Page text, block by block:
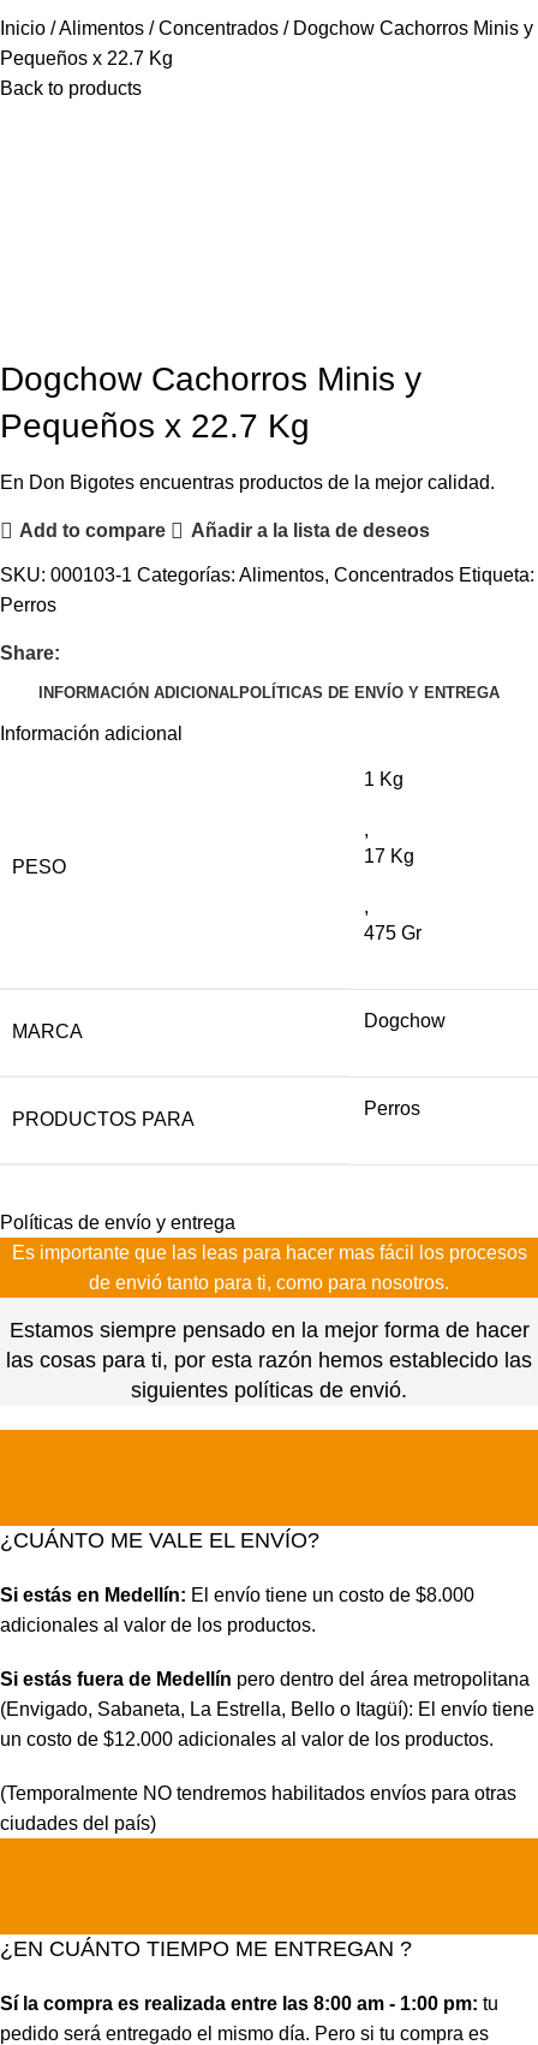
Inicio Alimentos Concentrados
Dogchow Cachorros Minis y
Pequeños x 22.7 Kg
Back to products
Dogchow Cachorros Minis y
Pequeños x 22.7 Kg
En Don Bigotes encuentras productos de la mejor calidad.
Add to compare Añadir a la lista de deseos
SKU: 000103-1 Categorías: Alimentos, Concentrados Etiqueta:
Perros
Share:
INFORMACIÓN ADICIONALPOLÍTICAS DE ENVÍO Y ENTREGA
Información adicional
PESO
1 Kg
,
17 Kg
,
475 Gr
MARCA
Dogchow
PRODUCTOS PARA
Perros
Políticas de envío y entrega
Es importante que las leas para hacer mas fácil los procesos
de envió tanto para ti, como para nosotros.
Estamos siempre pensado en la mejor forma de hacer
las cosas para ti, por esta razón hemos establecido las
siguientes políticas de envió.
¿CUÁNTO ME VALE EL ENVÍO?
Si estás en Medellín: El envío tiene un costo de $8.000
adicionales al valor de los productos.
Si estás fuera de Medellín pero dentro del área metropolitana
(Envigado, Sabaneta, La Estrella, Bello o Itagüí): El envío tiene
un costo de $12.000 adicionales al valor de los productos.
(Temporalmente NO tendremos habilitados envíos para otras
ciudades del país)
¿EN CUÁNTO TIEMPO ME ENTREGAN ?
Sí la compra es realizada entre las 8:00 am - 1:00 pm: tu
pedido será entregado el mismo día. Pero si tu compra es